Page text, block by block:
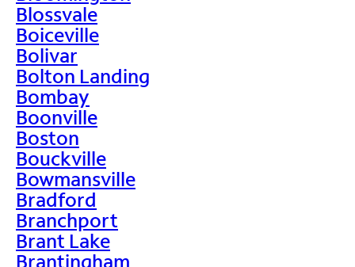
Blossvale
Boiceville
Bolivar
Bolton Landing
Bombay
Boonville
Boston
Bouckville
Bowmansville
Bradford
Branchport
Brant Lake
Brantingham